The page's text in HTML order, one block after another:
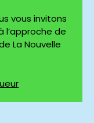
vous invitons
l’approche de
La Nouvelle